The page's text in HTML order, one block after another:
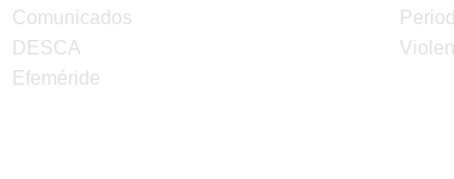
Comunicados
DESCA
Efeméride